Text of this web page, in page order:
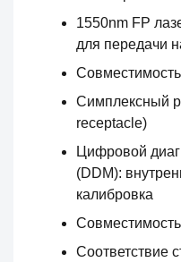
1550nm FP
для передачи
Симплексный
receptacle)
Цифровой
(DDM):
калибровка
Соответствие